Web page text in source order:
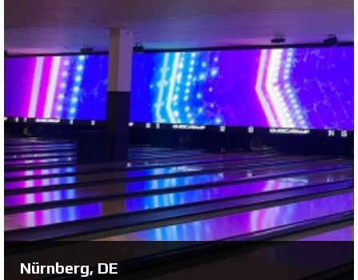
Würzburg, DE
Se projekt ...
Nürnberg, DE